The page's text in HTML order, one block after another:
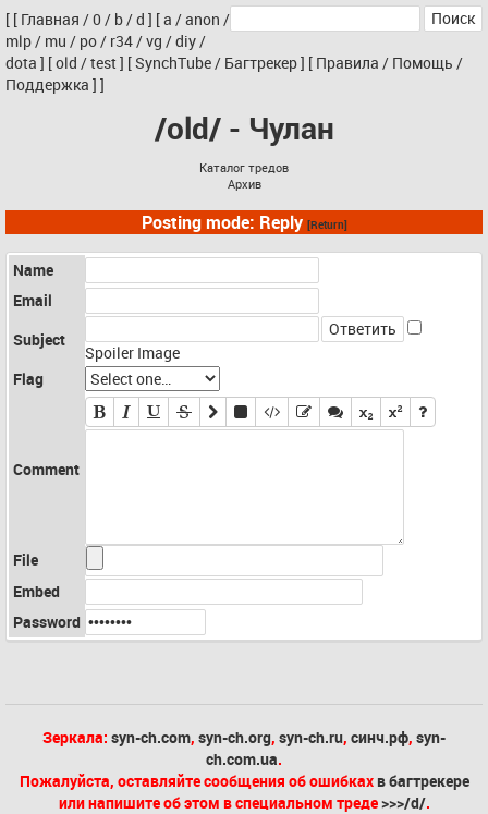
[ [ Главная /0 / b/d ] [a /anon /
mlp/ mu / po/ r34/vg /diy/
dota ] [old /test] [SynchTube/ Багтрекер] [ Правила / Помощь /
Поддержка ] ]
/old/ - Чулан
Каталог тредов
Архив
Posting mode: Reply [Return]
Name
Email
Subject
Spoiler Image
Flag
Comment
File
Embed
Password
Зеркала: syn-ch.com, syn-ch.org, syn-ch.ru, синч.рф, syn-
ch.com.ua.
Пожалуйста, оставляйте сообщения об ошибках в багтрекере
или напишите об этом в специальном треде>>>/d/.